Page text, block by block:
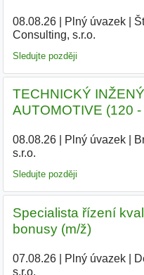
08.08.26| Plný úvazek|
Consulting, s.r.o.
Sledujte později
TECHNICKÝ
AUTOMOTIVE (120
08.08.26| Plný úvazek|
s.r.o.
Sledujte později
Specialista řízení
bonusy (m/ž)
07.08.26| Plný úvazek|
s.r.o.